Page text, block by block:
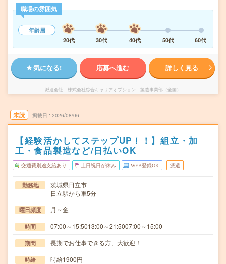
職場の雰囲気
年齢層
20代
30代 40代 50代 60代
気になる! 応募へ進む 詳しく見る
派遣会社 株式会社綜合キャリアオプション 製造事業部（全国）
未読 掲載日 2026/08/06
【経験活かしてステップUP！！】組立・加
工・食品製造など/日払いOK
交通費別途支給あり 土日祝日が休み WEB登録OK 派遣
勤務地
茨城県日立市
日立駅から車5分
曜日頻度 月～金
時間 07:00～15:5013:00～21:5007:00～15:00
期間 長期でお仕事できる方、大歓迎！
時給 時給1900円